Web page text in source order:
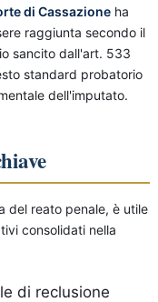
di Cassazione ha
raggiunta secondo il
sancito dall'art. 533
standard probatorio
dell'imputato.
del reato penale, è utile
consolidati nella
di reclusione